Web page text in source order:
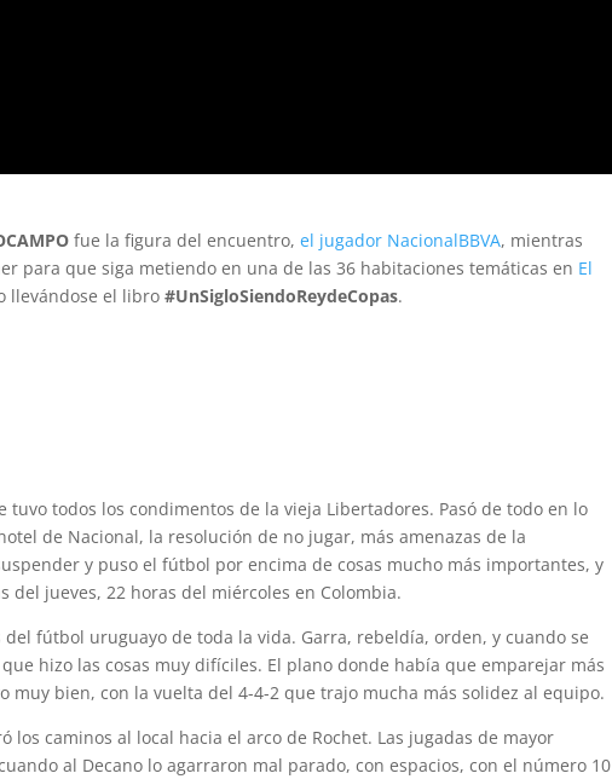
fue la figura del encuentro,el jugador NacionalBBVA, mientras
para que siga metiendo en una de las 36 habitaciones temáticas en El
llevándose el libro#UnSigloSiendoReydeCopas.
todos los condimentos de la vieja Libertadores. Pasó de todo en lo
de Nacional, la resolución de no jugar, más amenazas de la
y puso el fútbol por encima de cosas mucho más importantes, y
jueves, 22 horas del miércoles en Colombia.
fútbol uruguayo de toda la vida. Garra, rebeldía, orden, y cuando se
hizo las cosas muy difíciles. El plano donde había que emparejar más
muy bien, con la vuelta del 4-4-2 que trajo mucha más solidez al equipo.
los caminos al local hacia el arco de Rochet. Las jugadas de mayor
al Decano lo agarraron mal parado, con espacios, con el número 10